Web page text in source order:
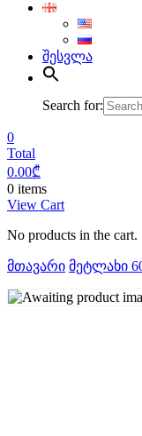
შესვლა
Search for:
0
Total
0.00₾
0 items
View Cart
No products in the cart.
მთავარი მეტლახი